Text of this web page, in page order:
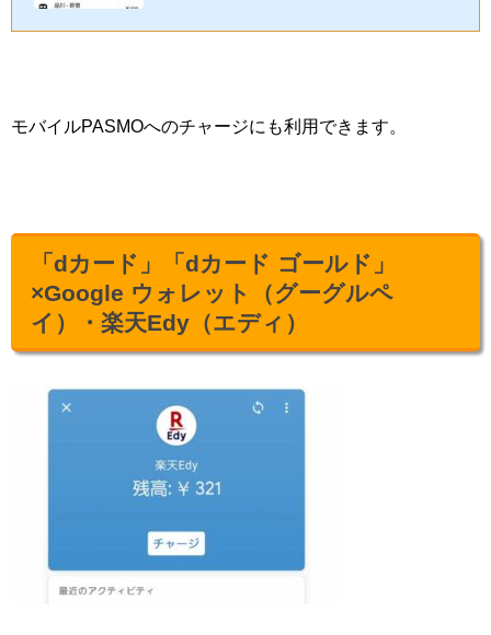
モバイルPASMOへのチャージにも利用できます。
「dカード」「dカード ゴールド」
×Google ウォレット（グーグルペ
イ）・楽天Edy（エディ）